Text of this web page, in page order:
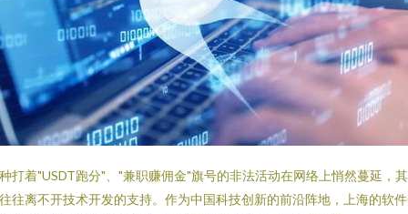
打着"USDT跑分"、"兼职赚佣金"旗号的非法活动在网络上悄然蔓延，
往离不开技术开发的支持。作为中国科技创新的前沿阵地，上海的软